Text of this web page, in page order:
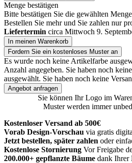
Menge bestätigen
Bitte bestätigen Sie die gewählten
Bestellen Sie mehr und Sie zahlen nur
Liefertermin circa Mittwoch 9.
In meinen Warenkorb
Fordern Sie ein kostenloses Muster an
Es wurde noch keine Artikelfarbe
Anzahl angegeben. Sie haben noch
ausgewählt. Sie haben noch keine
Angebot anfragen
Sie können Ihr Logo im
Muster werden immer
Kostenloser Versand ab 500€
Vorab Design-Vorschau via gratis
Jetzt bestellen, später zahlen oder
Kostenlose Stornierung Vor Freigabe
200.000+ gepflanzte Bäume dank Ihrer